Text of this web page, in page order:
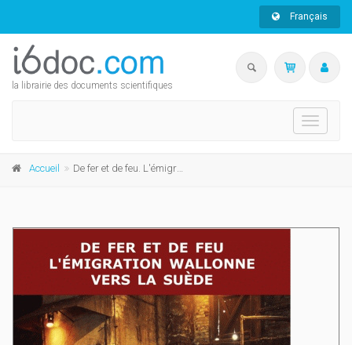
Français
la librairie des documents scientifiques
Toggle
Accueil De fer et de feu. L'émigration wallonne vers la Suède